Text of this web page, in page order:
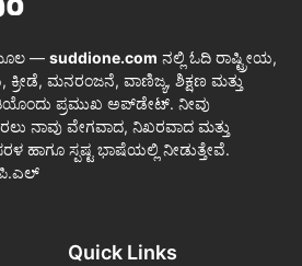
ಮೂಲ — suddione.com ನಲ್ಲಿ ಓದಿ ರಾಷ್ಟ್ರೀಯ,
ಮನರಂಜನೆ, ವಾಣಿಜ್ಯ, ಶಿಕ್ಷಣ ಮತ್ತು
ಪ್ರಮುಖ ಅಪ್‌ಡೇಟ್. ನೀವು
ನಾವು ವೇಗವಾದ, ನಿಖರವಾದ ಮತ್ತು
ಹಾಗೂ ಸ್ಪಷ್ಟ ಭಾಷೆಯಲ್ಲಿ ನೀಡುತ್ತೇವೆ.
ಪಿ.ಎಲ್
Quick Links